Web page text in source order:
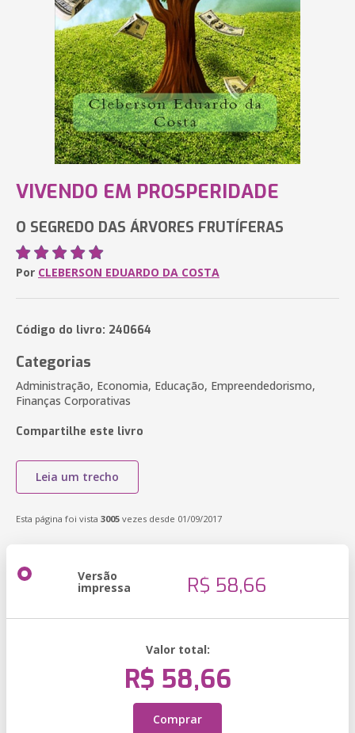
VIVENDO EM PROSPERIDADE
O SEGREDO DAS ÁRVORES FRUTÍFERAS
Por CLEBERSON EDUARDO DA COSTA
Código do livro: 240664
Categorias
Administração, Economia, Educação, Empreendedorismo,
Finanças Corporativas
Compartilhe este livro
Leia um trecho
Esta página foi vista 3005 vezes desde 01/09/2017
Versão
impressa R$ 58,66
Valor total:
R$ 58,66
Comprar